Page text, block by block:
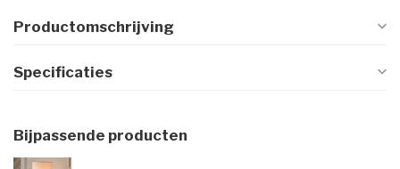
Productomschrijving
Specificaties
Bijpassende producten